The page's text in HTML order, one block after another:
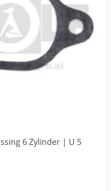
6 Zylinder | U 5